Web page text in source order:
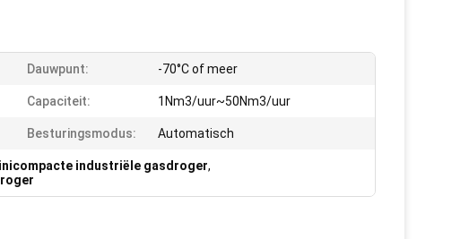
Dauwpunt: -70°C of meer
Capaciteit: 1Nm3/uur~50Nm3/uur
Besturingsmodus: Automatisch
industriële gasdroger,